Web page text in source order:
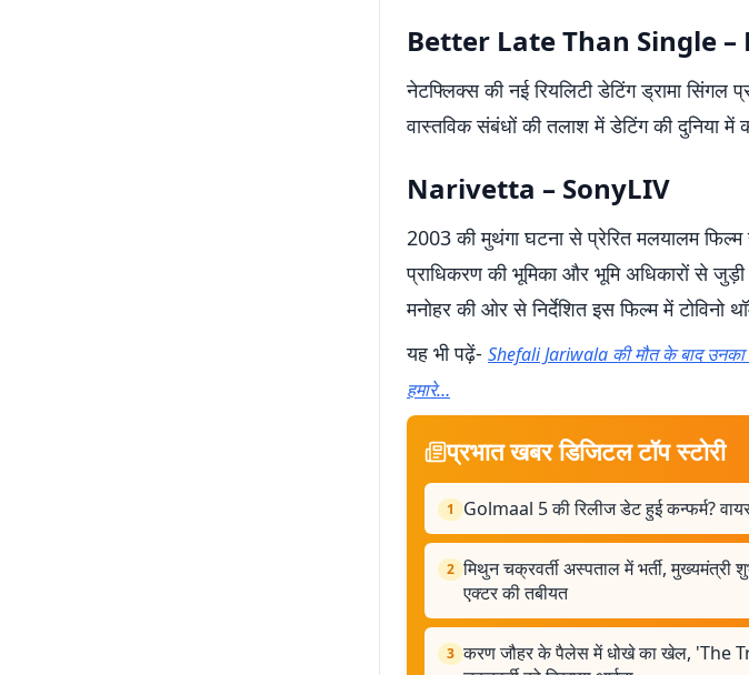
Better Late Than Single
नेटफ्लिक्स की नई रियलिटी डेटिंग ड्रामा सिंगल
वास्तविक संबंधों की तलाश में डेटिंग की दुनिया
Narivetta – SonyLIV
2003 की मुथंगा घटना से प्रेरित मलयालम फिल्म
प्राधिकरण की भूमिका और भूमि अधिकारों से
मनोहर की ओर से निर्देशित इस फिल्म में
यह भी पढ़ें- Shefali Jariwala की मौत के बाद उनका ये
हमारे…
प्रभात खबर डिजिटल टॉप स्टोरी
1 Golmaal 5 की रिलीज डेट हुई कन्फर्म?
2 मिथुन चक्रवर्ती अस्पताल में भर्ती, मुख्यमंत्री
एक्टर की तबीयत
3 करण जौहर के पैलेस में धोखे का खेल, 'The